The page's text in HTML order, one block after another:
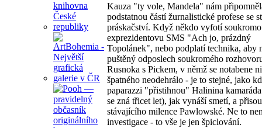
Kauza "ty vole, Mandela" nám
podstatnou částí žurnalistické profese se
práskačství. Když někdo vyfotí
exprezidentovu SMS "Ach jo, prázdný
Topolánek", nebo podplatí technika, aby
puštěný odposlech soukromého
Rusnoka s Pickem, v němž se notabene
špatného neodehrálo - je to stejné, jako
paparazzi "přistihnou" Halinina
se zná třicet let), jak vynáší smetí, a
stávajícího milence Pawlowské. Ne to
investigace - to vše je jen špiclování.